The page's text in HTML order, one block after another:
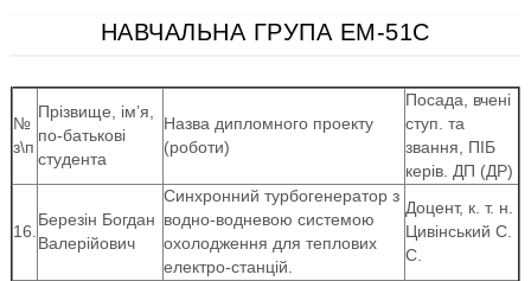
НАВЧАЛЬНА ГРУПА ЕМ-51С
№
з\п
Прізвище, ім’я,
по-батькові
студента
Назва дипломного проекту
(роботи)
Посада, вчені
ступ. та
звання, ПІБ
керів. ДП (ДР)
16.
Березін Богдан
Валерійович
Синхронний турбогенератор з
водно-водневою системою
охолодження для теплових
електро-станцій.
Доцент, к. т. н.
Цивінський С.
С.